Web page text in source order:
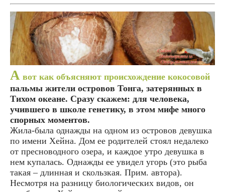
А вот как объясняют происхождение кокосовой
пальмы жители островов Тонга, затерянных в
Тихом океане. Сразу скажем: для человека,
учившего в школе генетику, в этом мифе много
спорных моментов.
Жила-была однажды на одном из островов девушка
по имени Хейна. Дом ее родителей стоял недалеко
от пресноводного озера, и каждое утро девушка в
нем купалась. Однажды ее увидел угорь (это рыба
такая – длинная и скользкая. Прим. автора).
Несмотря на разницу биологических видов, он